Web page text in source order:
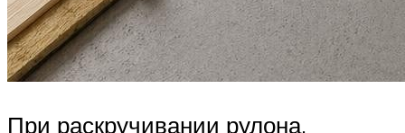
При раскручивании рулона,